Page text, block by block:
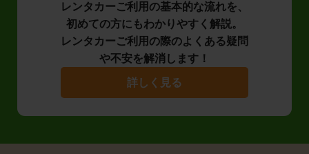
レンタカーご利用の基本的な流れを、
初めての方にもわかりやすく解説。
レンタカーご利用の際のよくある疑問
や不安を解消します！
詳しく見る